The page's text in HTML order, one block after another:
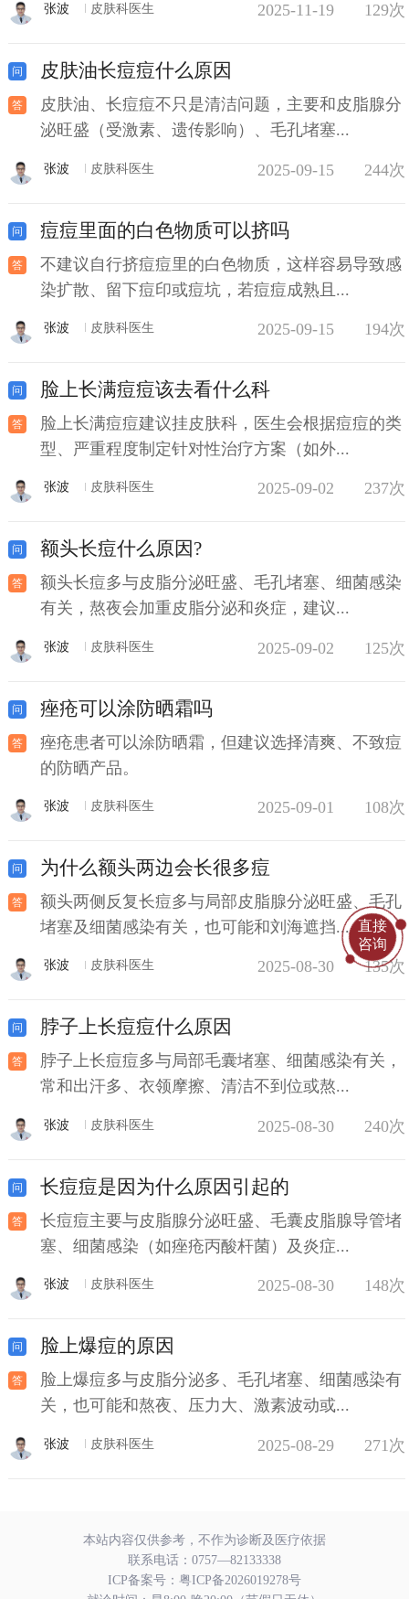
张波 皮肤科医生 2025-11-19 129次
皮肤油长痘痘什么原因
皮肤油、长痘痘不只是清洁问题，主要和皮脂腺分
泌旺盛（受激素、遗传影响）、毛孔堵塞...
张波 皮肤科医生 2025-09-15 244次
痘痘里面的白色物质可以挤吗
不建议自行挤痘痘里的白色物质，这样容易导致感
染扩散、留下痘印或痘坑，若痘痘成熟且...
张波 皮肤科医生 2025-09-15 194次
脸上长满痘痘该去看什么科
脸上长满痘痘建议挂皮肤科，医生会根据痘痘的类
型、严重程度制定针对性治疗方案（如外...
张波 皮肤科医生 2025-09-02 237次
额头长痘什么原因?
额头长痘多与皮脂分泌旺盛、毛孔堵塞、细菌感染
有关，熬夜会加重皮脂分泌和炎症，建议...
张波 皮肤科医生 2025-09-02 125次
痤疮可以涂防晒霜吗
痤疮患者可以涂防晒霜，但建议选择清爽、不致痘
的防晒产品。
张波 皮肤科医生 2025-09-01 108次
为什么额头两边会长很多痘
额头两侧反复长痘多与局部皮脂腺分泌旺盛、毛孔
堵塞及细菌感染有关，也可能和刘海遮挡...
张波 皮肤科医生 2025-08-30 135次
脖子上长痘痘什么原因
脖子上长痘痘多与局部毛囊堵塞、细菌感染有关，
常和出汗多、衣领摩擦、清洁不到位或熬...
张波 皮肤科医生 2025-08-30 240次
长痘痘是因为什么原因引起的
长痘痘主要与皮脂腺分泌旺盛、毛囊皮脂腺导管堵
塞、细菌感染（如痤疮丙酸杆菌）及炎症...
张波 皮肤科医生 2025-08-30 148次
脸上爆痘的原因
脸上爆痘多与皮脂分泌多、毛孔堵塞、细菌感染有
关，也可能和熬夜、压力大、激素波动或...
张波 皮肤科医生 2025-08-29 271次
本站内容仅供参考，不作为诊断及医疗依据
联系电话： 0757—82133338
ICP备案号： 粤ICP备2026019278号
直接
咨询